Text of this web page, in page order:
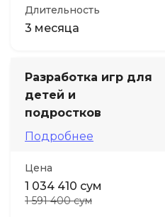
Длительность
3 месяца
Разработка игр для
детей и
подростков
Подробнее
Цена
1 034 410 сум
1 591 400 сум